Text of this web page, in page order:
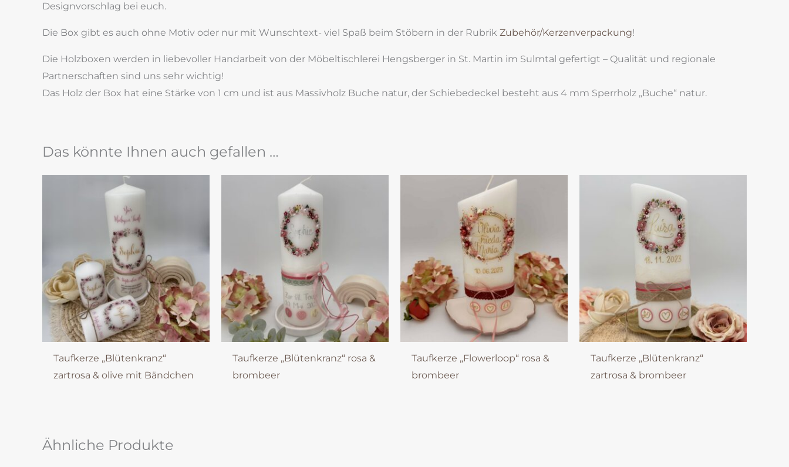
Designvorschlag bei euch.
Die Box gibt es auch ohne Motiv oder nur mit Wunschtext- viel Spaß beim Stöbern in der Rubrik Zubehör/Kerzenverpackung!
Die Holzboxen werden in liebevoller Handarbeit von der Möbeltischlerei Hengsberger in St. Martin im Sulmtal gefertigt – Qualität und regionale
Partnerschaften sind uns sehr wichtig!
Das Holz der Box hat eine Stärke von 1 cm und ist aus Massivholz Buche natur, der Schiebedeckel besteht aus 4 mm Sperrholz „Buche“ natur.
Das könnte Ihnen auch gefallen …
Taufkerze „Blütenkranz“
zartrosa & olive mit Bändchen
Taufkerze „Blütenkranz“ rosa &
brombeer
Taufkerze „Flowerloop“ rosa &
brombeer
Taufkerze „Blütenkranz“
zartrosa & brombeer
Ähnliche Produkte